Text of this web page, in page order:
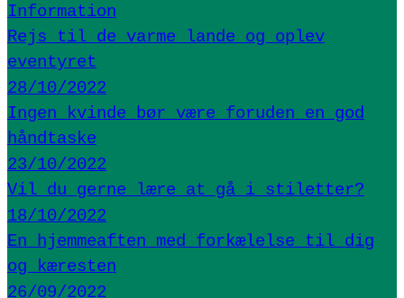
Information
Rejs til de varme lande og oplev
eventyret
28/10/2022
Ingen kvinde bør være foruden en god
håndtaske
23/10/2022
Vil du gerne lære at gå i stiletter?
18/10/2022
En hjemmeaften med forkælelse til dig
og kæresten
26/09/2022